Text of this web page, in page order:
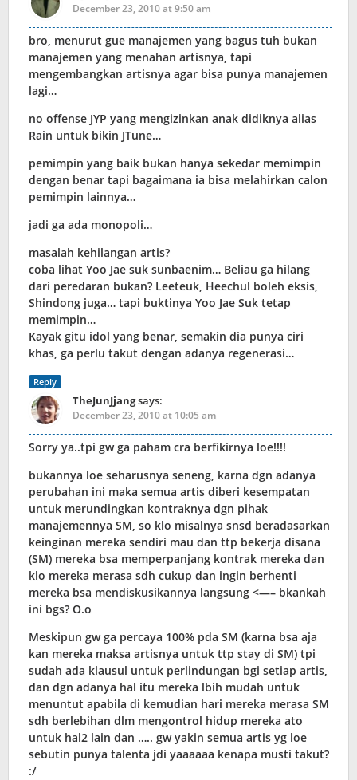
December 23, 2010 at 9:50 am
bro, menurut gue manajemen yang bagus tuh bukan
manajemen yang menahan artisnya, tapi
mengembangkan artisnya agar bisa punya manajemen
lagi…
no offense JYP yang mengizinkan anak didiknya alias
Rain untuk bikin JTune…
pemimpin yang baik bukan hanya sekedar memimpin
dengan benar tapi bagaimana ia bisa melahirkan calon
pemimpin lainnya…
jadi ga ada monopoli…
masalah kehilangan artis?
coba lihat Yoo Jae suk sunbaenim… Beliau ga hilang
dari peredaran bukan? Leeteuk, Heechul boleh eksis,
Shindong juga… tapi buktinya Yoo Jae Suk tetap
memimpin…
Kayak gitu idol yang benar, semakin dia punya ciri
khas, ga perlu takut dengan adanya regenerasi…
Reply
TheJunJjangsays:
December 23, 2010 at 10:05 am
Sorry ya..tpi gw ga paham cra berfikirnya loe!!!!
bukannya loe seharusnya seneng, karna dgn adanya
perubahan ini maka semua artis diberi kesempatan
untuk merundingkan kontraknya dgn pihak
manajemennya SM, so klo misalnya snsd beradasarkan
keinginan mereka sendiri mau dan ttp bekerja disana
(SM) mereka bsa memperpanjang kontrak mereka dan
klo mereka merasa sdh cukup dan ingin berhenti
mereka bsa mendiskusikannya langsung <—– bkankah
ini bgs? O.o
Meskipun gw ga percaya 100% pda SM (karna bsa aja
kan mereka maksa artisnya untuk ttp stay di SM) tpi
sudah ada klausul untuk perlindungan bgi setiap artis,
dan dgn adanya hal itu mereka lbih mudah untuk
menuntut apabila di kemudian hari mereka merasa SM
sdh berlebihan dlm mengontrol hidup mereka ato
untuk hal2 lain dan ….. gw yakin semua artis yg loe
sebutin punya talenta jdi yaaaaaa kenapa musti takut?
:/